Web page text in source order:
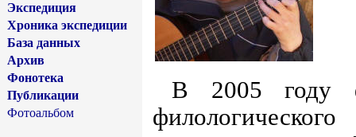
Экспедиция
Хроника экспедиции
База данных
Архив
Фонотека
Публикации
Фотоальбом
В 2005 году